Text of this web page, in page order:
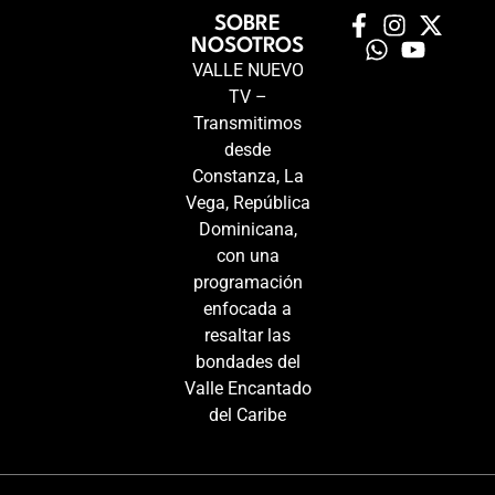
SOBRE
NOSOTROS
VALLE NUEVO
TV –
Transmitimos
desde
Constanza, La
Vega, República
Dominicana,
con una
programación
enfocada a
resaltar las
bondades del
Valle Encantado
del Caribe